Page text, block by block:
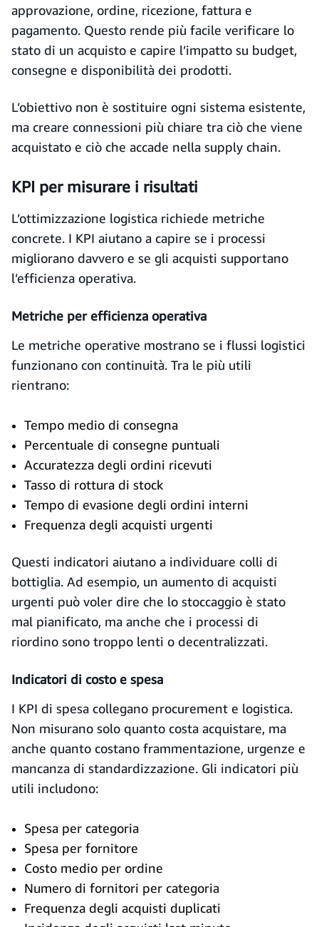
approvazione, ordine, ricezione, fattura e
pagamento. Questo rende più facile verificare lo
stato di un acquisto e capire l’impatto su budget,
consegne e disponibilità dei prodotti.
L’obiettivo non è sostituire ogni sistema esistente,
ma creare connessioni più chiare tra ciò che viene
acquistato e ciò che accade nella supply chain.
KPI per misurare i risultati
L’ottimizzazione logistica richiede metriche
concrete. I KPI aiutano a capire se i processi
migliorano davvero e se gli acquisti supportano
l’efficienza operativa.
Metriche per efficienza operativa
Le metriche operative mostrano se i flussi logistici
funzionano con continuità. Tra le più utili
rientrano:
Tempo medio di consegna
Percentuale di consegne puntuali
Accuratezza degli ordini ricevuti
Tasso di rottura di stock
Tempo di evasione degli ordini interni
Frequenza degli acquisti urgenti
Questi indicatori aiutano a individuare colli di
bottiglia. Ad esempio, un aumento di acquisti
urgenti può voler dire che lo stoccaggio è stato
mal pianificato, ma anche che i processi di
riordino sono troppo lenti o decentralizzati.
Indicatori di costo e spesa
I KPI di spesa collegano procurement e logistica.
Non misurano solo quanto costa acquistare, ma
anche quanto costano frammentazione, urgenze e
mancanza di standardizzazione. Gli indicatori più
utili includono:
Spesa per categoria
Spesa per fornitore
Costo medio per ordine
Numero di fornitori per categoria
Frequenza degli acquisti duplicati